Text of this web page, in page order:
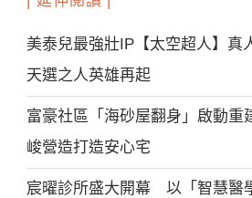
美泰兒最強壯IP【太空超人】真
天選之人英雄再起
富豪社區「海砂屋翻身」啟動
峻營造打造安心宅
宸曜診所盛大開幕 以「智慧醫